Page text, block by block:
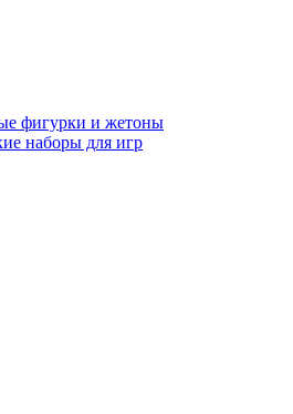
фигурки и жетоны
наборы для игр